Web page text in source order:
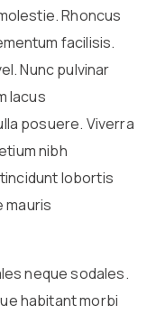
Rhoncus
facilisis.
Nunc pulvinar
lacus
posuere. Viverra
nibh
lobortis
mauris
neque sodales.
habitant morbi